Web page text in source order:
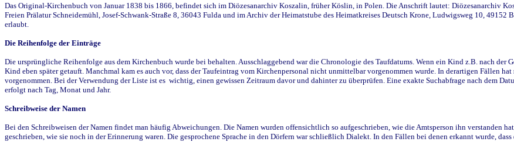
Das Original-Kirchenbuch von Januar 1838 bis 1866, befindet sich im Diözesanarchiv Koszalin, früher Köslin, in Polen. Die Anschrift lautet: Diözesanarchiv
Freien Prälatur Schneidemühl, Josef-Schwank-Straße 8, 36043 Fulda und im Archiv der Heimatstube des Heimatkreises Deutsch Krone, Ludwigsweg 10, 49152
erlaubt.
Die Reihenfolge der Einträge
Die ursprüngliche Reihenfolge aus dem Kirchenbuch wurde bei behalten. Ausschlaggebend war die Chronologie des Taufdatums. Wenn ein Kind z.B. nach
Kind eben später getauft. Manchmal kam es auch vor, dass der Taufeintrag vom Kirchenpersonal nicht unmittelbar vorgenommen wurde. In derartigen Fällen
vorgenommen. Bei der Verwendung der Liste ist es wichtig, einen gewissen Zeitraum davor und dahinter zu überprüfen. Eine exakte Suchabfrage nach dem
erfolgt nach Tag, Monat und Jahr.
Schreibweise der Namen
Bei den Schreibweisen der Namen findet man häufig Abweichungen. Die Namen wurden offensichtlich so aufgeschrieben, wie die Amtsperson ihn verstanden
geschrieben, wie sie noch in der Erinnerung waren. Die gesprochene Sprache in den Dörfern war schließlich Dialekt. In den Fällen bei denen erkannt wurde,